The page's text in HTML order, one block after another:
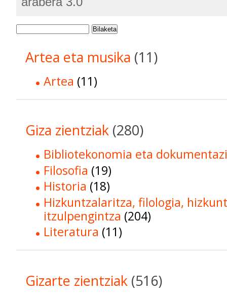
Bilaketa
Artea eta musika (11)
Artea (11)
Giza zientziak (280)
Bibliotekonomia eta
Filosofia (19)
Historia (18)
Hizkuntzalaritza, filologia,
itzulpengintza (204)
Literatura (11)
Gizarte zientziak (516)